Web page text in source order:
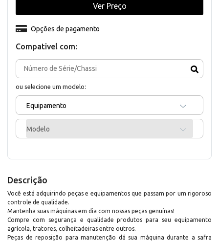
Compativel com:
ou selecione um modelo:
Equipamento
Modelo
Opções de pagamento
Ver Preço
Descrição
Você está adquirindo peças e equipamentos que passam por um rigoroso
controle de qualidade.
Mantenha suas máquinas em dia com nossas peças genuínas!
Compre com segurança e qualidade produtos para seu equipamento
agrícola, tratores, colheitadeiras entre outros.
Peças de reposição para manutenção dá sua máquina durante a safra